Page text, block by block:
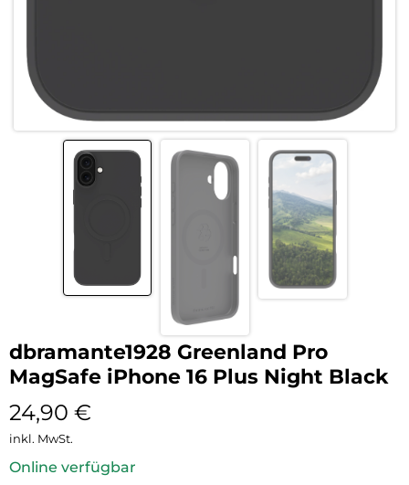
dbramante1928 Greenland Pro
MagSafe iPhone 16 Plus Night Black
24,90 €
inkl. MwSt.
Online verfügbar